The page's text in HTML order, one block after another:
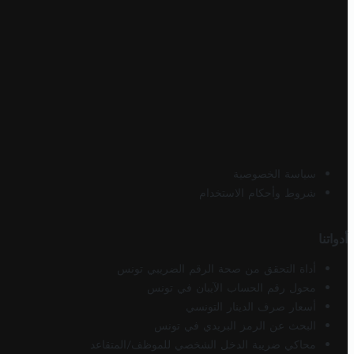
سياسة الخصوصية
شروط وأحكام الاستخدام
أدواتنا
أداة التحقق من صحة الرقم الضريبي تونس
محول رقم الحساب الآيبان في تونس
أسعار صرف الدينار التونسي
البحث عن الرمز البريدي في تونس
محاكي ضريبة الدخل الشخصي للموظف/المتقاعد